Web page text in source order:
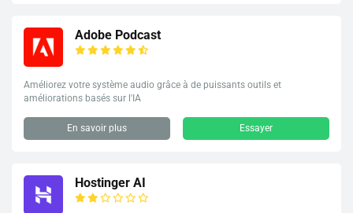
Adobe Podcast
Améliorez votre système audio grâce à de puissants outils et
améliorations basés sur l'IA
En savoir plus Essayer
Hostinger AI